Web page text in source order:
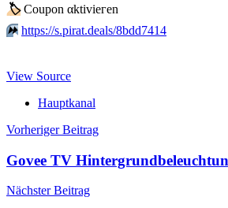
🏷Сοuрοn αktiviегеn
⏩️ https://s.pirat.deals/8bdd7414
View Source
Hauptkanal
Beitragsnavigation
Vorheriger Beitrag
Govee TV
Nächster Beitrag